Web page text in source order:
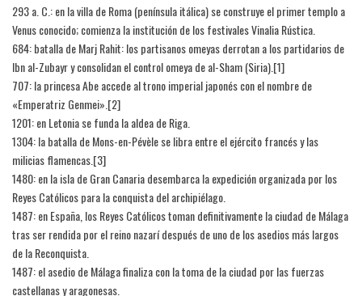
293 a. C.: en la villa de Roma (península itálica) se construye el primer templo a
Venus conocido; comienza la institución de los festivales Vinalia Rústica.
684: batalla de Marj Rahit: los partisanos omeyas derrotan a los partidarios de
Ibn al-Zubayr y consolidan el control omeya de al-Sham (Siria).[1]​
707: la princesa Abe accede al trono imperial japonés con el nombre de
«Emperatriz Genmei».[2]​
1201: en Letonia se funda la aldea de Riga.
1304: la batalla de Mons-en-Pévèle se libra entre el ejército francés y las
milicias flamencas.[3]​
1480: en la isla de Gran Canaria desembarca la expedición organizada por los
Reyes Católicos para la conquista del archipiélago.
1487: en España, los Reyes Católicos toman definitivamente la ciudad de Málaga
tras ser rendida por el reino nazarí después de uno de los asedios más largos
de la Reconquista.
1487: el asedio de Málaga finaliza con la toma de la ciudad por las fuerzas
castellanas y aragonesas.